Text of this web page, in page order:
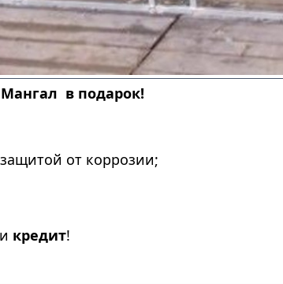
в подарок!
от коррозии;
кредит!